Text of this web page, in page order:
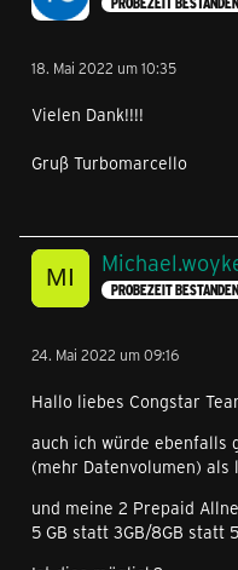
18. Mai 2022 um 10:35
Vielen Dank!!!!
Gruß Turbomarcello
PROBEZEIT BESTANDEN
24. Mai 2022 um 09:16
Hallo liebes Congstar
auch ich würde ebenfalls
(mehr Datenvolumen)
und meine 2 Prepaid
5 GB statt 3GB/8GB statt